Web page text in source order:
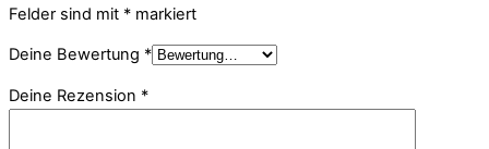
Felder sind mit * markiert
Deine Bewertung *
Deine Rezension *